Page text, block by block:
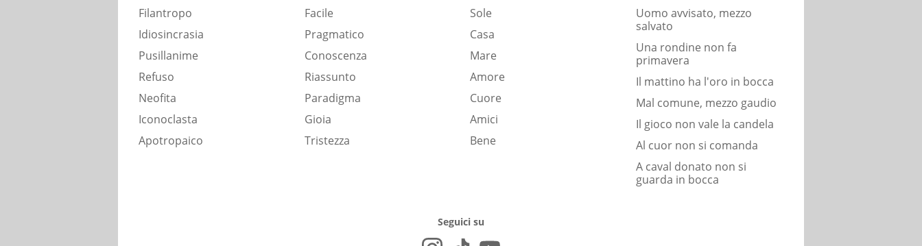
Filantropo
Idiosincrasia
Pusillanime
Refuso
Neofita
Iconoclasta
Apotropaico
Facile
Pragmatico
Conoscenza
Riassunto
Paradigma
Gioia
Tristezza
Sole
Casa
Mare
Amore
Cuore
Amici
Bene
Uomo avvisato, mezzo
salvato
Una rondine non fa
primavera
Il mattino ha l'oro in bocca
Mal comune, mezzo gaudio
Il gioco non vale la candela
Al cuor non si comanda
A caval donato non si
guarda in bocca
Seguici su